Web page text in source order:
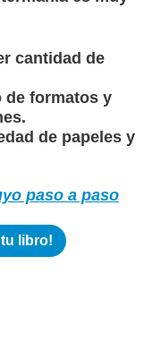
cantidad de
de formatos y
de papeles y
paso a paso
tu libro!